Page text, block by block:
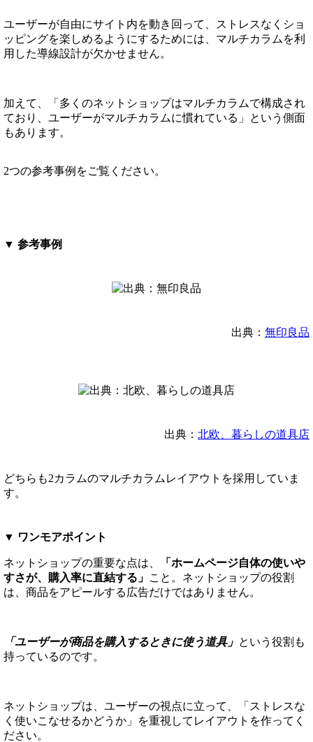
ユーザーが自由にサイト内を動き回って、ストレスなくショ
ッピングを楽しめるようにするためには、マルチカラムを利
用した導線設計が欠かせません。
加えて、「多くのネットショップはマルチカラムで構成され
ており、ユーザーがマルチカラムに慣れている」という側面
もあります。
2つの参考事例をご覧ください。
▼ 参考事例
出典： 無印良品
出典： 北欧、暮らしの道具店
どちらも2カラムのマルチカラムレイアウトを採用していま
す。
▼ ワンモアポイント
ネットショップの重要な点は、
「ホームページ自体の使いや
すさが、購入率に直結する」 こと。ネットショップの役割
は、商品をアピールする広告だけではありません。
「ユーザーが商品を購入するときに使う道具」 という役割も
持っているのです。
ネットショップは、ユーザーの視点に立って、「ストレスな
く使いこなせるかどうか」を重視してレイアウトを作ってく
ださい。